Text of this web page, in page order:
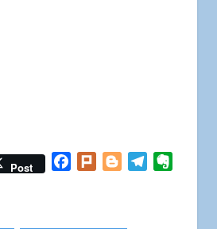
Post Facebook
Plurk BloggerTelegram